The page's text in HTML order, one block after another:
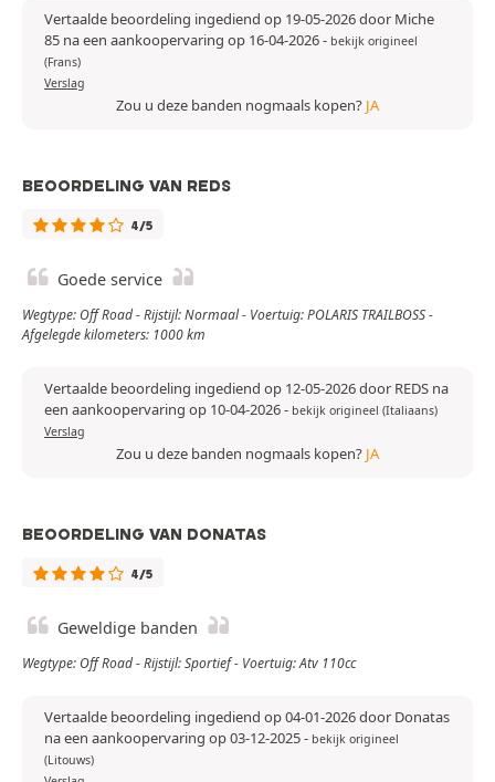
Vertaalde beoordeling ingediend op 19-05-2026 door Miche
85 na een aankoopervaring op 16-04-2026- bekijk origineel
(Frans)
Verslag
Zou u deze banden nogmaals kopen? JA
BEOORDELING VAN REDS
4/5
Goede service
Wegtype: Off Road - Rijstijl: Normaal - Voertuig: POLARIS TRAILBOSS -
Afgelegde kilometers: 1000 km
Vertaalde beoordeling ingediend op 12-05-2026 door REDS na
een aankoopervaring op 10-04-2026- bekijk origineel (Italiaans)
Verslag
Zou u deze banden nogmaals kopen? JA
BEOORDELING VAN DONATAS
4/5
Geweldige banden
Wegtype: Off Road - Rijstijl: Sportief - Voertuig: Atv 110cc
Vertaalde beoordeling ingediend op 04-01-2026 door Donatas
na een aankoopervaring op 03-12-2025- bekijk origineel
(Litouws)